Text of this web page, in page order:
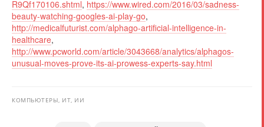
R9Qf170106.shtml, https://www.wired.com/2016/03/sadness-
beauty-watching-googles-ai-play-go,
http://medicalfuturist.com/alphago-artificial-intelligence-in-
healthcare,
http://www.pcworld.com/article/3043668/analytics/alphagos-
unusual-moves-prove-its-ai-prowess-experts-say.html
КОМПЬЮТЕРЫ, ИТ, ИИ